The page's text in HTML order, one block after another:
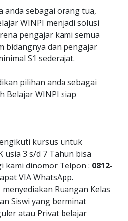
anda sebagai orang tua,
WINPI menjadi solusi
pengajar kami semua
bidangnya dan pengajar
S1 sederajat.
pilihan anda sebagai
Belajar WINPI siap
kursus untuk
usia 3 s/d 7 Tahun bisa
kami dinomor Telpon : 0812-
VIA WhatsApp.
Ruangan Kelas
Siswi yang berminat
atau Privat belajar